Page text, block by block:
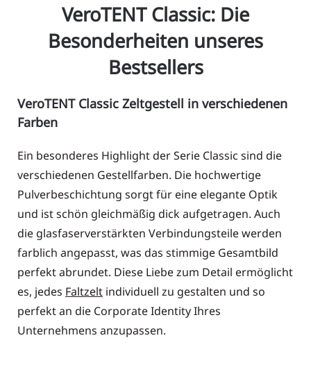
VeroTENT Classic: Die
Besonderheiten unseres
Bestsellers
VeroTENT Classic Zeltgestell in verschiedenen
Farben
Ein besonderes Highlight der Serie Classic sind die
verschiedenen Gestellfarben. Die hochwertige
Pulverbeschichtung sorgt für eine elegante Optik
und ist schön gleichmäßig dick aufgetragen. Auch
die glasfaserverstärkten Verbindungsteile werden
farblich angepasst, was das stimmige Gesamtbild
perfekt abrundet. Diese Liebe zum Detail ermöglicht
es, jedes Faltzelt individuell zu gestalten und so
perfekt an die Corporate Identity Ihres
Unternehmens anzupassen.